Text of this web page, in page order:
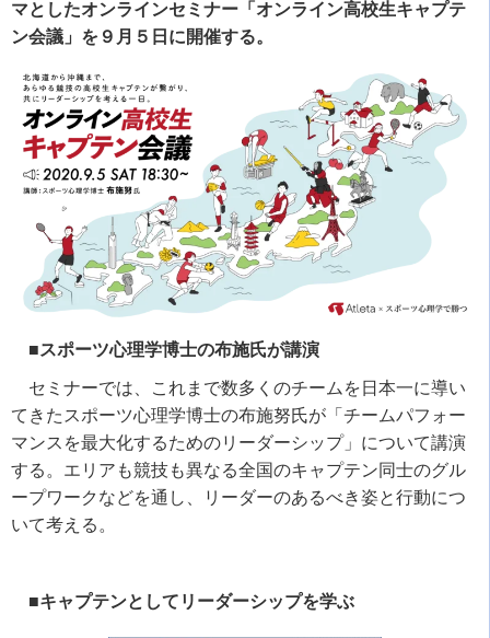
マとしたオンラインセミナー「オンライン高校生キャプテ
ン会議」を９月５日に開催する。
■スポーツ心理学博士の布施氏が講演
セミナーでは、これまで数多くのチームを日本一に導い
てきたスポーツ心理学博士の布施努氏が「チームパフォー
マンスを最大化するためのリーダーシップ」について講演
する。エリアも競技も異なる全国のキャプテン同士のグル
ープワークなどを通し、リーダーのあるべき姿と行動につ
いて考える。
■キャプテンとしてリーダーシップを学ぶ